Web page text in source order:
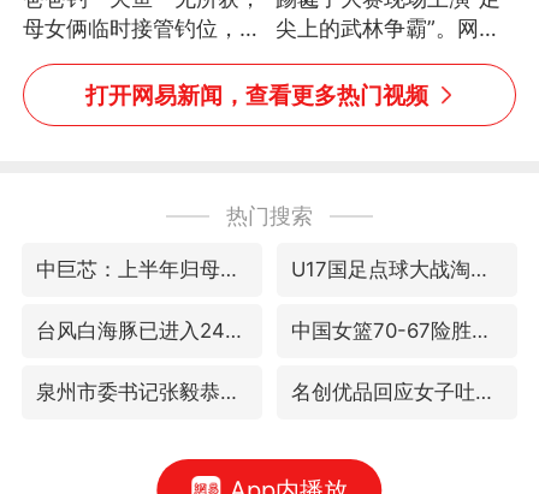
母女俩临时接管钓位，用
玩具鱼竿钓上大鱼
尖上的武林争霸”。网
友：这哪是踢毽子，分明
是武侠片现场！#睡个好
打开网易新闻，查看更多热门视频
热门搜索
中巨芯：上半年归母净利润1405.77万元 U17国足点球大战淘汰河床晋级决赛
台风白海豚已进入24小时警戒线 中国女篮70-67险胜尼日利亚女篮
泉州市委书记张毅恭被查 名创优品回应女子吐槽内裤质量差